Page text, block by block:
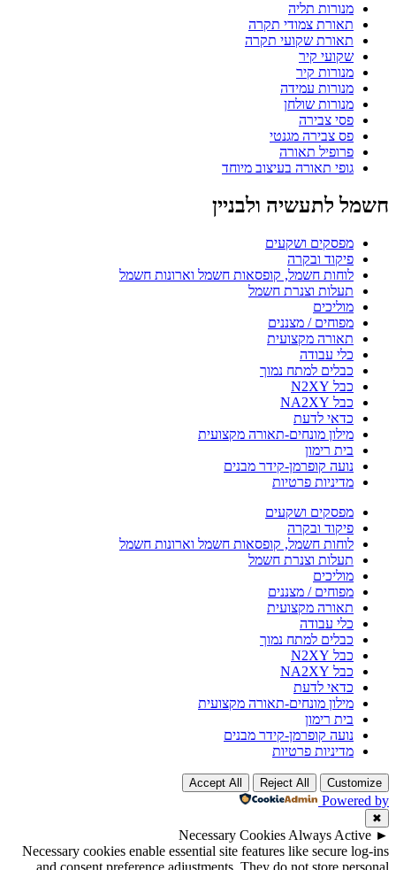
מנורות תליה
תאורת צמודי תקרה
תאורת שקועי תקרה
שקועי קיר
מנורות קיר
מנורות עמידה
מנורות שולחן
פסי צבירה
פס צבירה מגנטי
פרופיל תאורה
גופי תאורה בעיצוב מיוחד
חשמל לתעשיה ולבניין
מפסקים ושקעים
פיקוד ובקרה
לוחות חשמל, קופסאות חשמל וארונות חשמל
תעלות וצנרת חשמל
מוליכים
מפוחים / מצננים
תאורה מקצועית
כלי עבודה
כבלים למתח נמוך
כבל N2XY
כבל NA2XY
כדאי לדעת
מילון מונחים-תאורה מקצועית
בית רימון
נועה קופרמן-קידר מבנים
מדיניות פרטיות
מפסקים ושקעים
פיקוד ובקרה
לוחות חשמל, קופסאות חשמל וארונות חשמל
תעלות וצנרת חשמל
מוליכים
מפוחים / מצננים
תאורה מקצועית
כלי עבודה
כבלים למתח נמוך
כבל N2XY
כבל NA2XY
כדאי לדעת
מילון מונחים-תאורה מקצועית
בית רימון
נועה קופרמן-קידר מבנים
מדיניות פרטיות
Customize
Reject All
Accept All
Powered by
✖
►
Necessary Cookies Always Active
Necessary cookies enable essential site features like secure log-ins